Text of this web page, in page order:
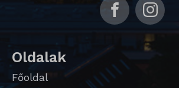
Oldalak
Főoldal